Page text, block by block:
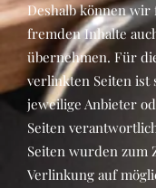
Deshalb können wir
fremden Inhalte
übernehmen. Für
verlinkten Seiten ist
jeweilige Anbieter
Seiten
Seiten wurden zum
Verlinkung auf